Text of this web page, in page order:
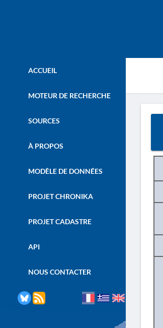
ACCUEIL
MOTEUR DE RECHERCHE
SOURCES
À PROPOS
MODÈLE DE DONNÉES
PROJET CHRONIKA
PROJET CADASTRE
API
NOUS CONTACTER